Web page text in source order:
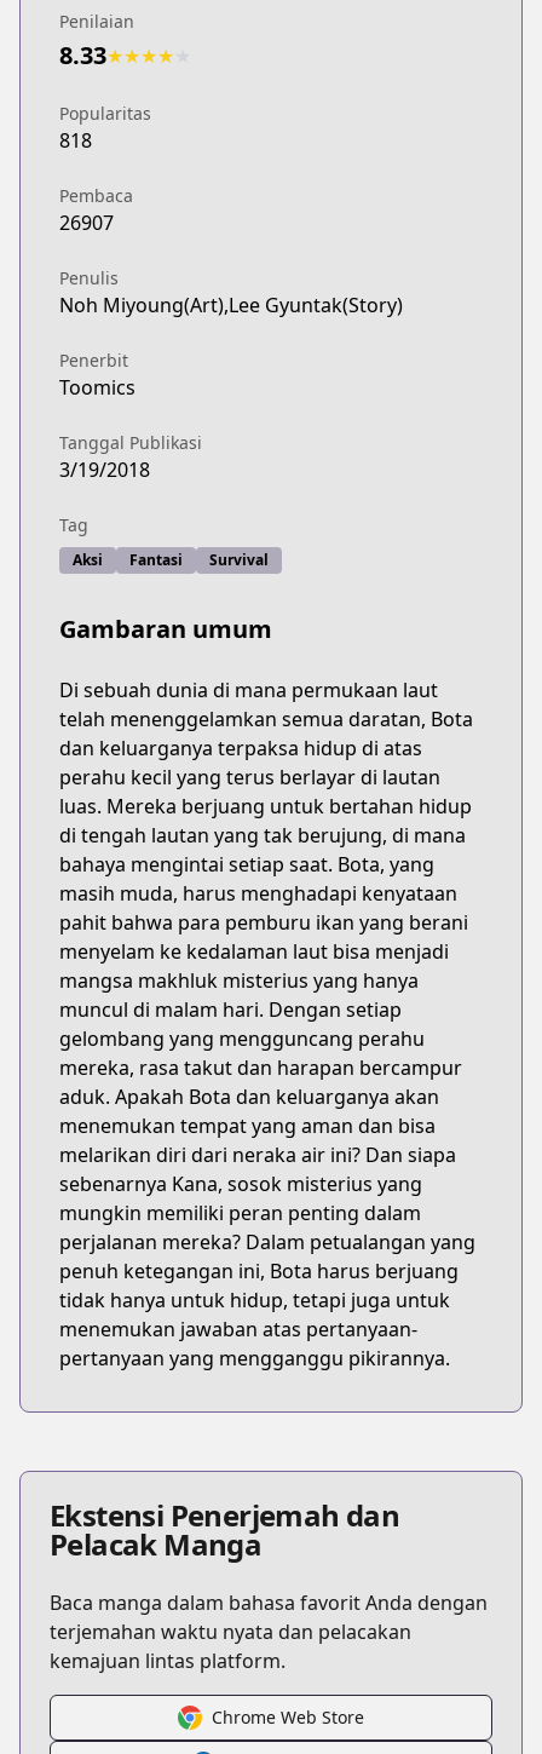
Penilaian
8.33★★★★
Popularitas
818
Pembaca
26907
Penulis
Noh Miyoung(Art),Lee Gyuntak(Story)
Penerbit
Toomics
Tanggal Publikasi
3/19/2018
Tag
Aksi Fantasi Survival
Gambaran umum
Di sebuah dunia di mana permukaan laut
telah menenggelamkan semua daratan, Bota
dan keluarganya terpaksa hidup di atas
perahu kecil yang terus berlayar di lautan
luas. Mereka berjuang untuk bertahan hidup
di tengah lautan yang tak berujung, di mana
bahaya mengintai setiap saat. Bota, yang
masih muda, harus menghadapi kenyataan
pahit bahwa para pemburu ikan yang berani
menyelam ke kedalaman laut bisa menjadi
mangsa makhluk misterius yang hanya
muncul di malam hari. Dengan setiap
gelombang yang mengguncang perahu
mereka, rasa takut dan harapan bercampur
aduk. Apakah Bota dan keluarganya akan
menemukan tempat yang aman dan bisa
melarikan diri dari neraka air ini? Dan siapa
sebenarnya Kana, sosok misterius yang
mungkin memiliki peran penting dalam
perjalanan mereka? Dalam petualangan yang
penuh ketegangan ini, Bota harus berjuang
tidak hanya untuk hidup, tetapi juga untuk
menemukan jawaban atas pertanyaan-
pertanyaan yang mengganggu pikirannya.
Ekstensi Penerjemah dan
Pelacak Manga
Baca manga dalam bahasa favorit Anda dengan
terjemahan waktu nyata dan pelacakan
kemajuan lintas platform.
Chrome Web Store